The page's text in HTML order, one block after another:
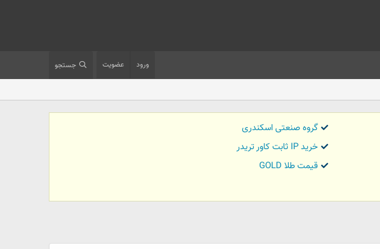
ورود عضویت جستجو
گروه صنعتی اسکندری
خرید IP ثابت کاور تریدر
قیمت طلا GOLD